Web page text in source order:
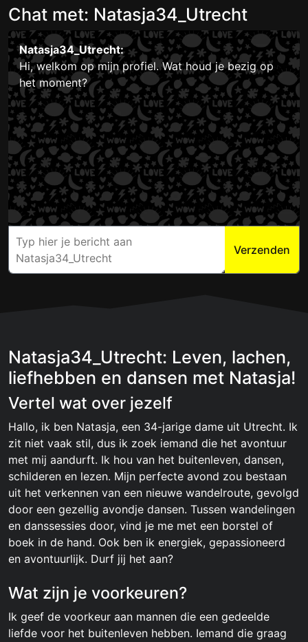
Chat met: Natasja34_Utrecht
Natasja34_Utrecht:
Hi, welkom op mijn profiel. Wat houd je bezig op
het moment?
Verzenden
Natasja34_Utrecht: Leven, lachen,
liefhebben en dansen met Natasja!
Vertel wat over jezelf
Hallo, ik ben Natasja, een 34-jarige dame uit Utrecht. Ik
zit niet vaak stil, dus ik zoek iemand die het avontuur
met mij aandurft. Ik hou van het buitenleven, dansen,
schilderen en lezen. Mijn perfecte avond zou bestaan
uit het verkennen van een nieuwe wandelroute, gevolgd
door een gezellig avondje dansen. Tussen wandelingen
en danssessies door, vind je me met een borstel of
boek in de hand. Ook ben ik energiek, gepassioneerd
en avontuurlijk. Durf jij het aan?
Wat zijn je voorkeuren?
Ik geef de voorkeur aan mannen die een gedeelde
liefde voor het buitenleven hebben. Iemand die graag